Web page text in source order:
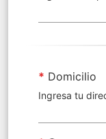
* Domicilio
Ingresa tu